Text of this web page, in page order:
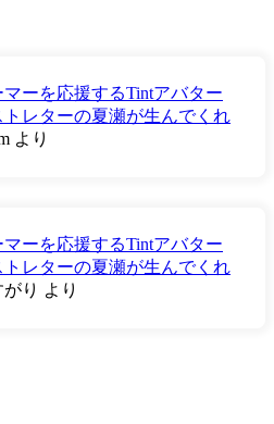
マーを応援するTintアバター
レターの夏瀬が生んでくれ
より
マーを応援するTintアバター
レターの夏瀬が生んでくれ
り より